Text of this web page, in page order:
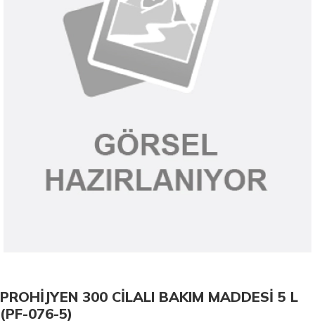
PROHİJYEN 300 CİLALI BAKIM MADDESİ 5 L
(PF-076-5)